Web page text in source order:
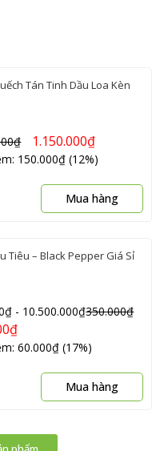
Tán Tinh Dầu Loa Kèn
₫ 1.150.000₫
150.000₫ (12%)
Mua hàng
Tiêu – Black Pepper Giá Sỉ
₫ - 10.500.000₫350.000₫
₫
60.000₫ (17%)
Mua hàng
Sản